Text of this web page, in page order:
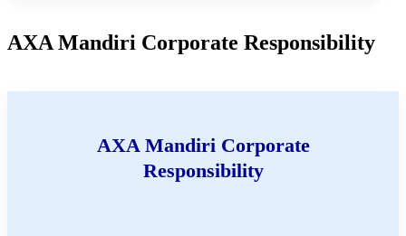
AXA Mandiri Corporate Responsibility
AXA Mandiri Corporate
Responsibility